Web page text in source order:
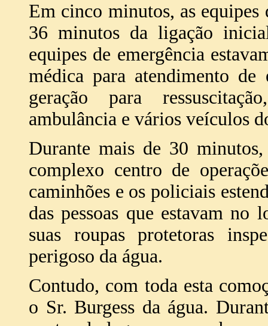
Em cinco minutos, as equipes
36 minutos da ligação
equipes de emergência
médica para atendimento de
geração para
ambulância e vários veículos
Durante mais de 30
complexo centro de
caminhões e os policiais
das pessoas que estavam no
suas roupas protetoras
perigoso da água.
Contudo, com toda esta
o Sr. Burgess da água.